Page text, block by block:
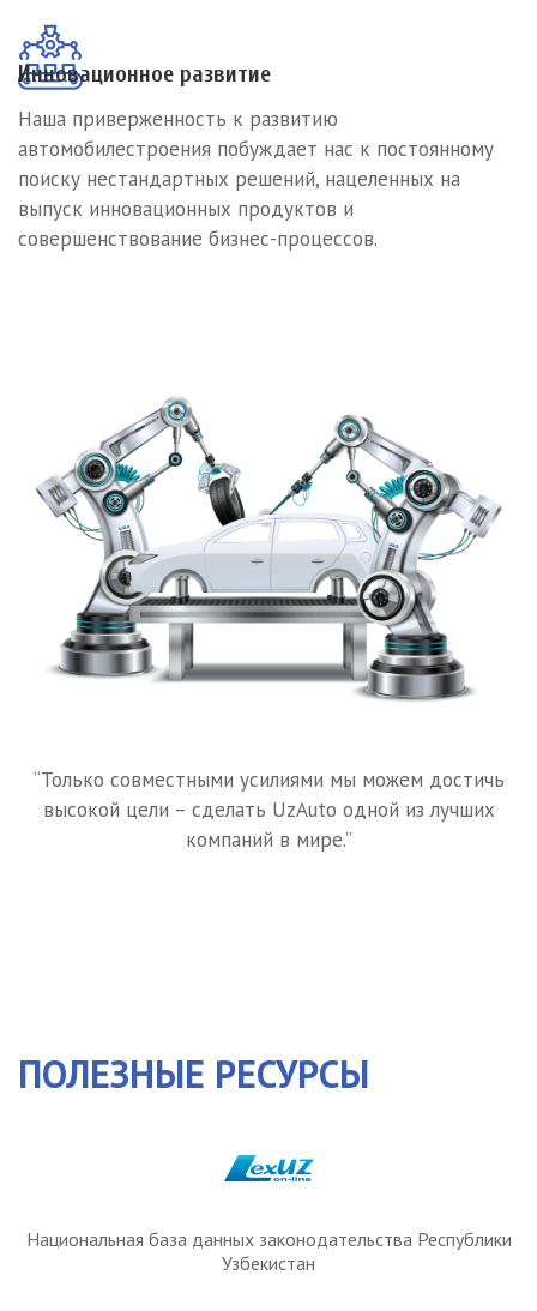
Инновационное развитие
Наша приверженность к развитию
автомобилестроения побуждает нас к постоянному
поиску нестандартных решений, нацеленных на
выпуск инновационных продуктов и
совершенствование бизнес-процессов.
“Только совместными усилиями мы можем достичь
высокой цели – сделать UzAuto одной из лучших
компаний в мире.”
ПОЛЕЗНЫЕ РЕСУРСЫ
Национальная база данных законодательства Республики
Узбекистан